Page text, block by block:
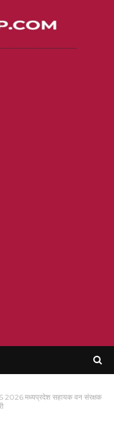
सहायक वन संरक्षक